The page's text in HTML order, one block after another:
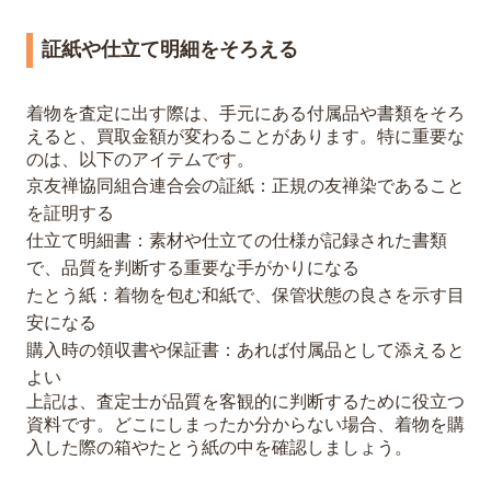
証紙や仕立て明細をそろえる
着物を査定に出す際は、手元にある付属品や書類をそろ
えると、買取金額が変わることがあります。特に重要な
のは、以下のアイテムです。
京友禅協同組合連合会の証紙：正規の友禅染であること
を証明する
仕立て明細書：素材や仕立ての仕様が記録された書類
で、品質を判断する重要な手がかりになる
たとう紙：着物を包む和紙で、保管状態の良さを示す目
安になる
購入時の領収書や保証書：あれば付属品として添えると
よい
上記は、査定士が品質を客観的に判断するために役立つ
資料です。どこにしまったか分からない場合、着物を購
入した際の箱やたとう紙の中を確認しましょう。